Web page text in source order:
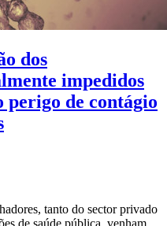
dos
impedidos
perigo de contágio
tanto do sector privado